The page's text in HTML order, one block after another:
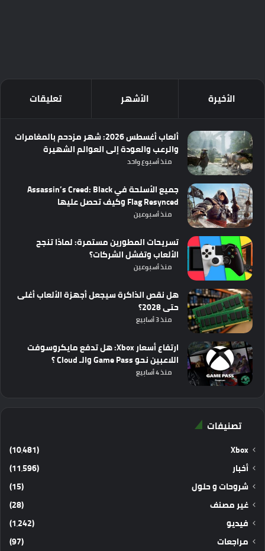
الأخيرة الأشهر تعليقات
ألعاب أغسطس 2026: شهر مزدحم بالمغامرات
والرعب والعودة إلى العوالم الشهيرة
منذ أسبوع واحد
جميع الأسلحة في Assassin’s Creed: Black
Flag Resynced وكيف تحصل عليها
منذ أسبوعين
تسريحات المطورين مستمرة: لماذا تنجح
الألعاب وتفشل الشركات؟
منذ أسبوعين
هل نقص الذاكرة سيجعل أجهزة الألعاب أغلى
حتى 2028؟
منذ 3 أسابيع
ارتفاع أسعار Xbox: هل تدفع مايكروسوفت
اللاعبين نحو Game Pass والـ Cloud ؟
منذ 4 أسابيع
تصنيفات
Xbox
(10٬481)
أخبار
(11٬596)
شروحات و حلول
(15)
غير مصنف
(28)
فيديو
(1٬242)
مراجعات
(97)